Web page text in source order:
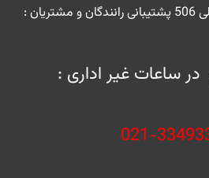
پشتیبانی رانندگان و مشتریان :
ساعات غیر اداری :
021-